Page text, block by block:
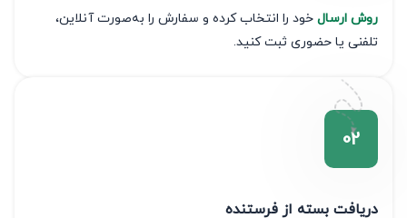
روش ارسالخود را انتخاب کرده و سفارش را به‌صورت آنلاین،
تلفنی یا حضوری ثبت کنید.
دریافت بسته از فرستنده